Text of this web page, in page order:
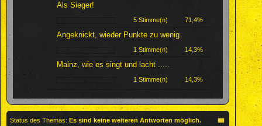
Als Sieger!
5 Stimme(n) 71,4%
Angeknickt, wieder Punkte zu wenig
1 Stimme(n) 14,3%
Mainz, wie es singt und lacht .....
1 Stimme(n) 14,3%
Status des Themas: Es sind keine weiteren Antworten möglich.